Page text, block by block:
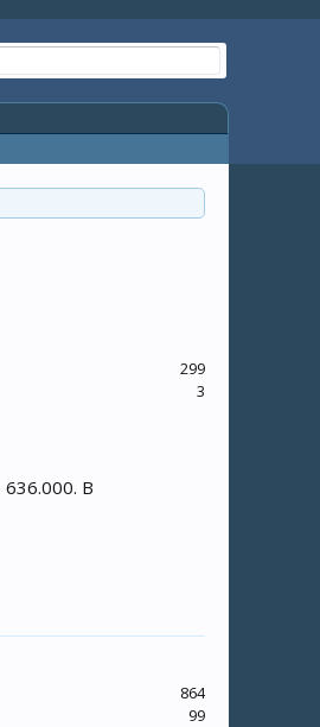
299
3
В
864
99